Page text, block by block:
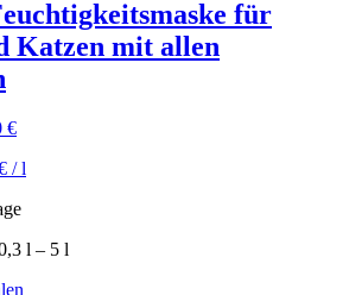
für
Katzen mit allen
€
/l
l – 5 l